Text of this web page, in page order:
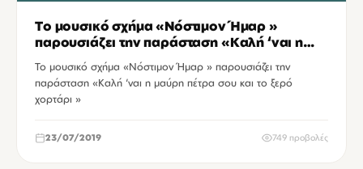
Το μουσικό σχήμα «Νόστιμον Ήμαρ »
παρουσιάζει την παράσταση «Καλή ‘ναι η
μαύρη πέτρα σου και το ξερό χορτάρι »
Το μουσικό σχήμα «Νόστιμον Ήμαρ » παρουσιάζει την
παράσταση «Καλή ‘ναι η μαύρη πέτρα σου και το ξερό
χορτάρι »
23/07/2019 749 προβολές